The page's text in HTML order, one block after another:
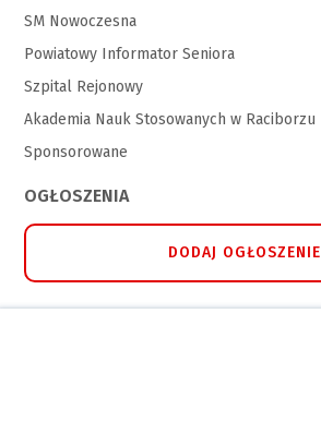
SM Nowoczesna
Powiatowy Informator Seniora
Szpital Rejonowy
Akademia Nauk Stosowanych w Raciborzu
Sponsorowane
OGŁOSZENIA
DODAJ OGŁOSZENIE